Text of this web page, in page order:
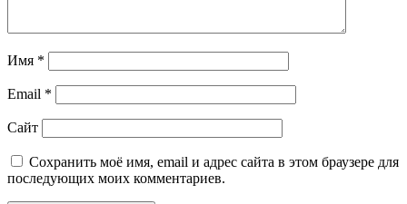
Имя *
Email *
Сайт
Сохранить моё имя, email и адрес сайта в этом браузере для
последующих моих комментариев.